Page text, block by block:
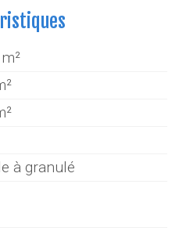
à granulé